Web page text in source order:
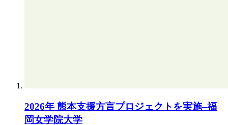
2026年 熊本支援方言プロジェクトを実施–福
岡女学院大学